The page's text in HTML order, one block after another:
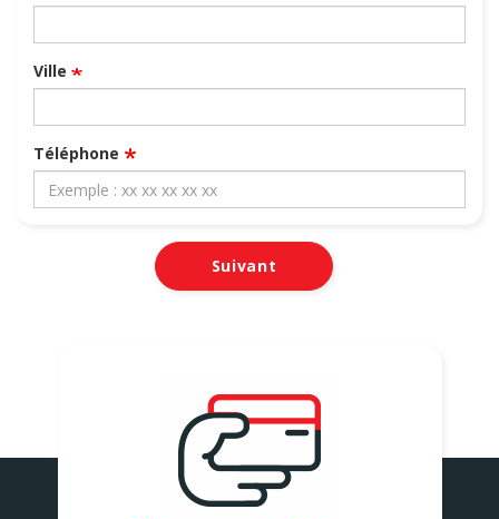
Ville *
Téléphone
Suivant